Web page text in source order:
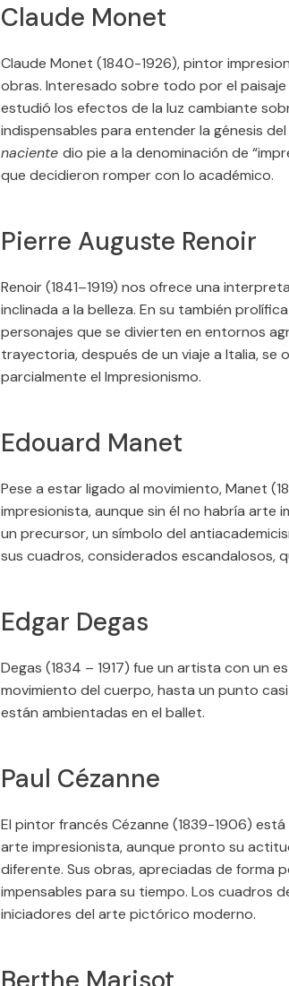
Claude Monet
Claude Monet (1840-1926), pintor
obras. Interesado sobre todo por el
estudió los efectos de la luz cambiante
indispensables para entender la génesis
naciente dio pie a la denominación de
que decidieron romper con lo académico.
Pierre Auguste Renoir
Renoir (1841–1919) nos ofrece una
inclinada a la belleza. En su también
personajes que se divierten en entornos
trayectoria, después de un viaje a Italia,
parcialmente el Impresionismo.
Edouard Manet
Pese a estar ligado al movimiento, Manet
impresionista, aunque sin él no habría arte
un precursor, un símbolo del
sus cuadros, considerados escandalosos,
Edgar Degas
Degas (1834 – 1917) fue un artista con un
movimiento del cuerpo, hasta un punto
están ambientadas en el ballet.
Paul Cézanne
El pintor francés Cézanne (1839-1906)
arte impresionista, aunque pronto su
diferente. Sus obras, apreciadas de forma
impensables para su tiempo. Los cuadros
iniciadores del arte pictórico moderno.